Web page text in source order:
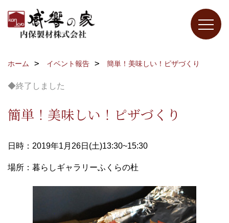
ホーム イベント報告 簡単！美味しい！ピザづくり
◆終了しました
簡単！美味しい！ピザづくり
日時：2019年1月26日(土)13:30~15:30
場所：暮らしギャラリーふくらの杜